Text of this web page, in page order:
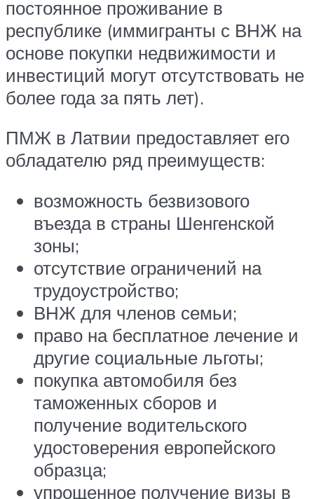
постоянное проживание в
республике (иммигранты с ВНЖ на
основе покупки недвижимости и
инвестиций могут отсутствовать не
более года за пять лет).
ПМЖ в Латвии предоставляет его
обладателю ряд преимуществ:
возможность безвизового
въезда в страны Шенгенской
зоны;
отсутствие ограничений на
трудоустройство;
ВНЖ для членов семьи;
право на бесплатное лечение и
другие социальные льготы;
покупка автомобиля без
таможенных сборов и
получение водительского
удостоверения европейского
образца;
упрощенное получение визы в